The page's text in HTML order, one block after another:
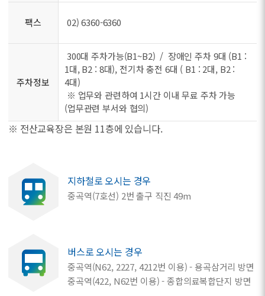
팩스 02) 6360-6360
주차정보
300대 주차가능(B1~B2) / 장애인 주차 9대 (B1 :
1대, B2 : 8대), 전기차 충전 6대 ( B1 : 2대, B2 :
4대)
※ 업무와 관련하여 1시간 이내 무료 주차 가능
(업무관련 부서와 협의)
※ 전산교육장은 본원 11층에 있습니다.
지하철로 오시는 경우
중곡역(7호선) 2번 출구 직진 49m
버스로 오시는 경우
중곡역(N62, 2227, 4212번 이용) - 용곡삼거리 방면
중곡역(422, N62번 이용) - 종합의료복합단지 방면